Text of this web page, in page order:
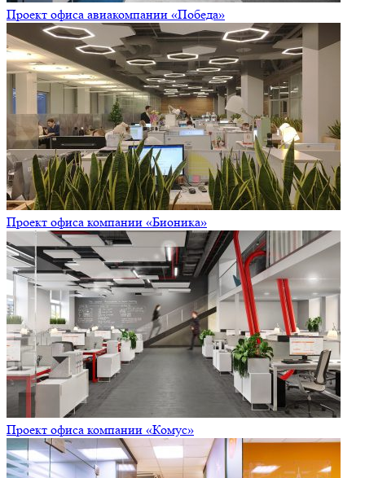
Проект офиса авиакомпании «Победа»
Проект офиса компании «Бионика»
Проект офиса компании «Комус»